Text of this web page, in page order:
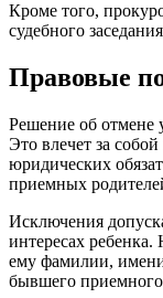
Кроме того,
судебного
Правовые
Решение об отмене
Это влечет за
юридических
приемных
Исключения
интересах
ему фамилии,
бывшего приемного